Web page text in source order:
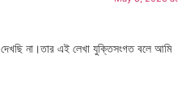
না।তার এই লেখা যুক্তিসংগত বলে আমি